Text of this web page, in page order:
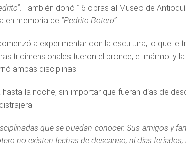
. También donó 16 obras al Museo de
en memoria de “Pedrito Botero”.
a experimentar con la escultura, lo que le
tridimensionales fueron el bronce, el mármol y
ambas disciplinas.
la noche, sin importar que fueran días de
que se puedan conocer. Sus amigos y
no existen fechas de descanso, ni días feriados,